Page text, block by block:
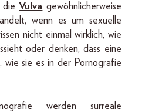
dieVulva gewöhnlicherweise
wenn es um sexuelle
nicht einmal wirklich, wie
oder denken, dass eine
wie sie es in der Pornografie
werden surreale